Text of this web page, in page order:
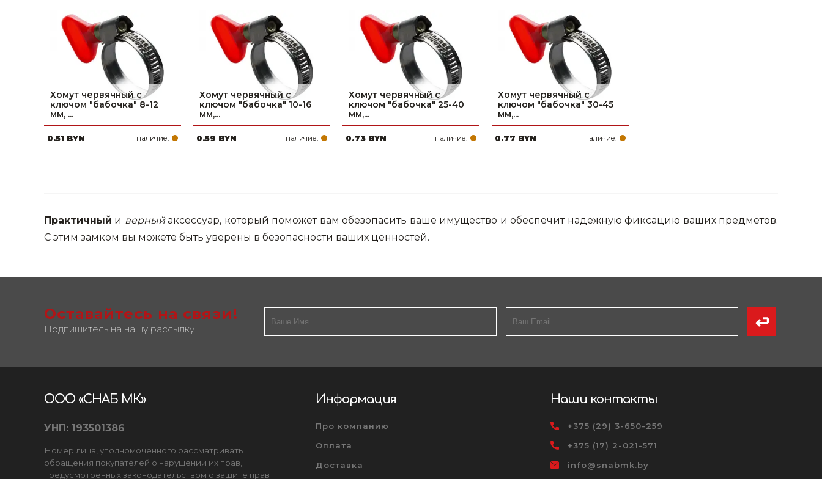
Сантехника
Автомобильные товары, инструменты
Резинотехнические, асбестовые изделия, каболка
Хомут червячный с
ключом "бабочка" 8-12
мм, ...
0.51 BYN наличие:
Хомут червячный с
ключом "бабочка" 10-16
мм,...
0.59 BYN наличие:
Хомут червячный с
ключом "бабочка" 25-40
мм,...
0.73 BYN наличие:
Хомут червячный с
ключом "бабочка" 30-45
мм,...
0.77 BYN наличие:
Практичный и верныйаксессуар, который поможет вам обезопасить ваше имущество и обеспечит надежную фиксацию ваших предметов.
С этим замком вы можете быть уверены в безопасности ваших ценностей.
Оставайтесь на связи!
Подпишитесь на нашу рассылку
ООО «СНАБ МК»
УНП: 193501386
Номер лица, уполномоченного рассматривать
обращения покупателей о нарушении их прав,
предусмотренных законодательством о защите прав
Информация
Про компанию
Оплата
Доставка
Наши контакты
+375 (29) 3-650-259
+375 (17) 2-021-571
info@snabmk.by